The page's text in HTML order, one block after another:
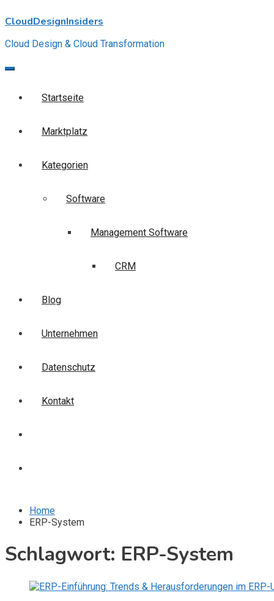
to
CloudDesignInsiders
Cloud Design & Cloud Transformation
Startseite
Marktplatz
Kategorien
Software
Management Software
CRM
Blog
Unternehmen
Datenschutz
Kontakt
Home
ERP-System
Schlagwort: ERP-System